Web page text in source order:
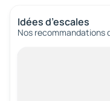
Idées d’escales
Nos recommandations